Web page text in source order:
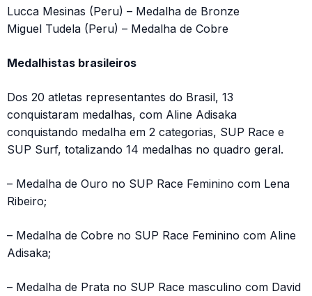
Lucca Mesinas (Peru) – Medalha de Bronze
Miguel Tudela (Peru) – Medalha de Cobre
Medalhistas brasileiros
Dos 20 atletas representantes do Brasil, 13
conquistaram medalhas, com Aline Adisaka
conquistando medalha em 2 categorias, SUP Race e
SUP Surf, totalizando 14 medalhas no quadro geral.
– Medalha de Ouro no SUP Race Feminino com Lena
Ribeiro;
– Medalha de Cobre no SUP Race Feminino com Aline
Adisaka;
– Medalha de Prata no SUP Race masculino com David